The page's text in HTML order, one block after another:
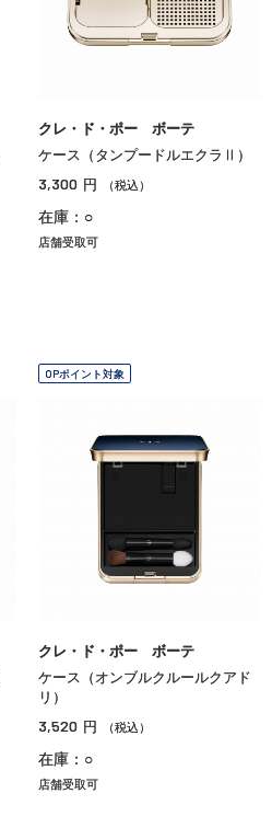
クレ・ド・ポー ボーテ
ケース（タンプードルエクラⅡ）
3,300 円 （税込）
在庫：○
店舗受取可
OPポイント対象
クレ・ド・ポー ボーテ
ケース（オンブルクルールクアド
リ）
3,520 円 （税込）
在庫：○
店舗受取可